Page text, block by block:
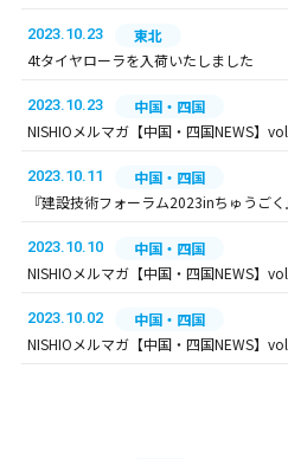
2023.10.23
東北
4tタイヤローラを入荷いたしました
2023.10.23
中国・四国
NISHIOメルマガ【中国・四国NEWS】
2023.10.11
中国・四国
『建設技術フォーラム2023inちゅうご
2023.10.10
中国・四国
NISHIOメルマガ【中国・四国NEWS】
2023.10.02
中国・四国
NISHIOメルマガ【中国・四国NEWS】